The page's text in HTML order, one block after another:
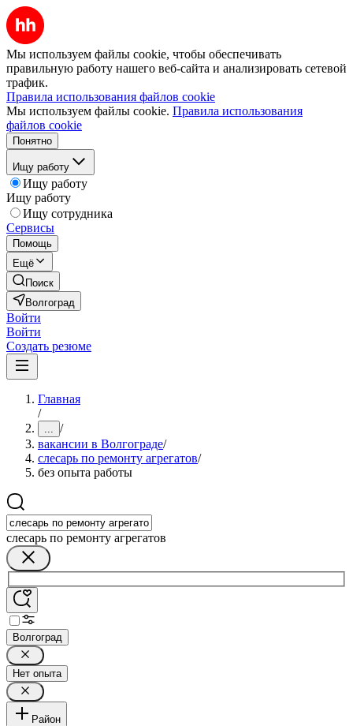
Мы используем файлы cookie, чтобы обеспечивать
правильную работу нашего веб-сайта и анализировать сетевой
трафик.
Правила использования файлов cookie
Мы используем файлы cookie. Правила использования
файлов cookie
Понятно
Ищу работу
Ищу работу
Ищу работу
Ищу сотрудника
Сервисы
Помощь
Ещё
Поиск
Волгоград
Войти
Войти
Создать резюме
Главная
/
... /
вакансии в Волгограде/
слесарь по ремонту агрегатов/
без опыта работы
слесарь по ремонту агрегатов
Волгоград
Нет опыта
Район